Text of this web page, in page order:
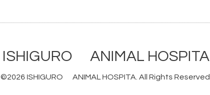
ISHIGURO ANIMAL HOSPITA
©2026 ISHIGURO ANIMAL HOSPITA . All Rights Reserved.